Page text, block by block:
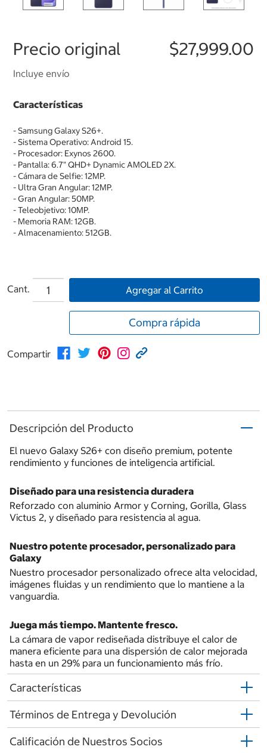
Precio original $27,999.00
Incluye envío
Características
- Samsung Galaxy S26+.
- Sistema Operativo: Android 15.
- Procesador: Exynos 2600.
- Pantalla: 6.7" QHD+ Dynamic AMOLED 2X.
- Cámara de Selfie: 12MP.
- Ultra Gran Angular: 12MP.
- Gran Angular: 50MP.
- Teleobjetivo: 10MP.
- Memoria RAM: 12GB.
- Almacenamiento: 512GB.
Cant. Agregar al Carrito
Compra rápida
Compartir
Descripción del Producto
El nuevo Galaxy S26+ con diseño premium, potente
rendimiento y funciones de inteligencia artificial.
Diseñado para una resistencia duradera
Reforzado con aluminio Armor y Corning, Gorilla, Glass
Victus 2, y diseñado para resistencia al agua.
Nuestro potente procesador, personalizado para
Galaxy
Nuestro procesador personalizado ofrece alta velocidad,
imágenes fluidas y un rendimiento que lo mantiene a la
vanguardia.
Juega más tiempo. Mantente fresco.
La cámara de vapor rediseñada distribuye el calor de
manera eficiente para una dispersión de calor mejorada
hasta en un 29% para un funcionamiento más frío.
Características
Términos de Entrega y Devolución
Calificación de Nuestros Socios